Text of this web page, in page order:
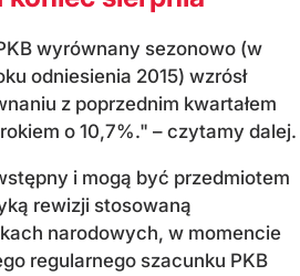
wyrównany sezonowo (w
odniesienia 2015) wzrósł
z poprzednim kwartałem
o 10,7%." – czytamy dalej.
i mogą być przedmiotem
rewizji stosowaną
narodowych, w momencie
regularnego szacunku PKB